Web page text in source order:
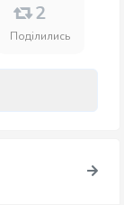
2
Поділились